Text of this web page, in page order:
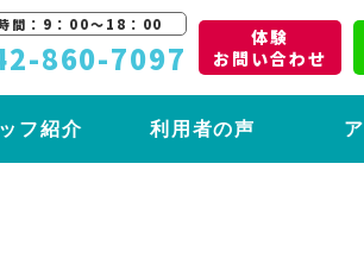
間：9：00〜18：00
860-7097
体験
お問い合わせ
フ紹介 利用者の声